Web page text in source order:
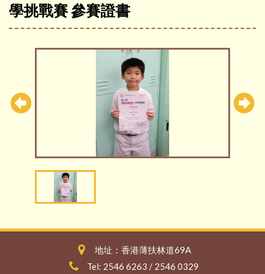
學挑戰賽 參賽證書
地址：香港薄扶林道69A
Tel: 2546 6263 / 2546 0329